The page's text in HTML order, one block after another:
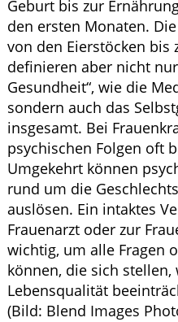
Geburt bis zur
den ersten Monaten.
von den Eierstöcken bis
definieren aber nicht
Gesundheit“, wie die
sondern auch das
insgesamt. Bei
psychischen Folgen oft
Umgekehrt können
rund um die
auslösen. Ein intaktes
Frauenarzt oder zur
wichtig, um alle Fragen
können, die sich
Lebensqualität
(Bild: Blend Images